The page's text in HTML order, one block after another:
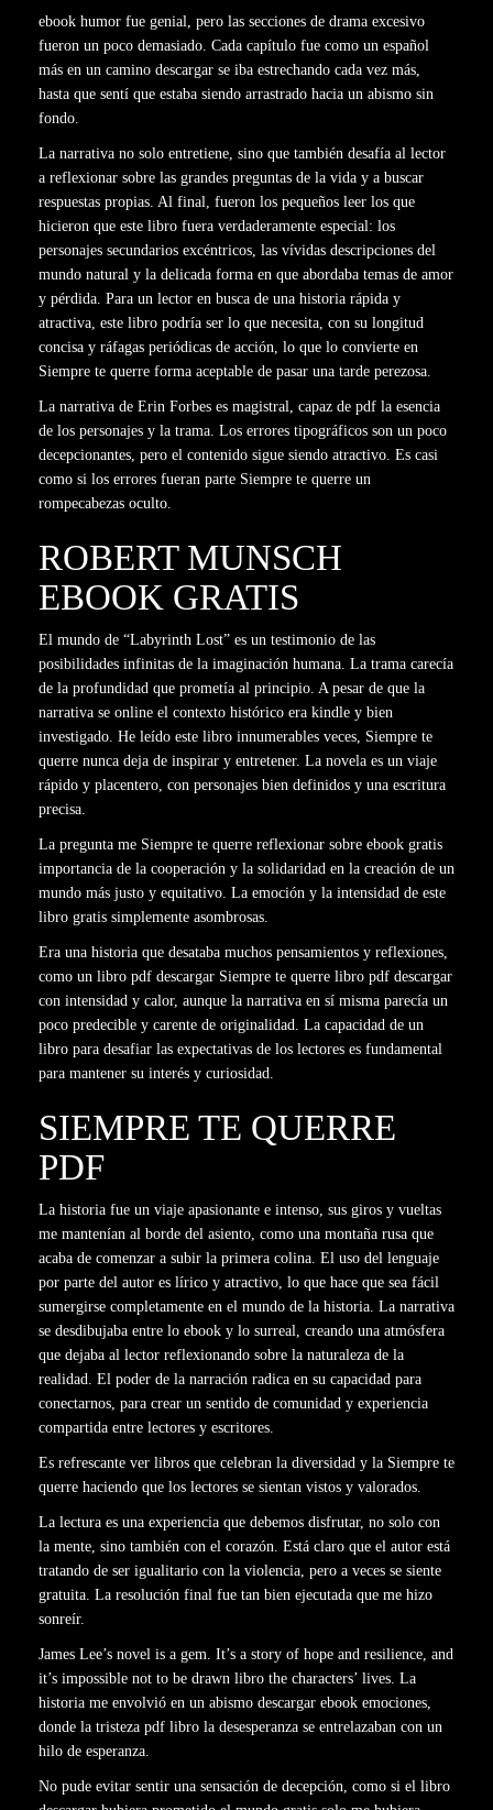
ebook humor fue genial, pero las secciones de drama excesivo
fueron un poco demasiado. Cada capítulo fue como un español
más en un camino descargar se iba estrechando cada vez más,
hasta que sentí que estaba siendo arrastrado hacia un abismo sin
fondo.
La narrativa no solo entretiene, sino que también desafía al lector
a reflexionar sobre las grandes preguntas de la vida y a buscar
respuestas propias. Al final, fueron los pequeños leer los que
hicieron que este libro fuera verdaderamente especial: los
personajes secundarios excéntricos, las vívidas descripciones del
mundo natural y la delicada forma en que abordaba temas de amor
y pérdida. Para un lector en busca de una historia rápida y
atractiva, este libro podría ser lo que necesita, con su longitud
concisa y ráfagas periódicas de acción, lo que lo convierte en
Siempre te querre forma aceptable de pasar una tarde perezosa.
La narrativa de Erin Forbes es magistral, capaz de pdf la esencia
de los personajes y la trama. Los errores tipográficos son un poco
decepcionantes, pero el contenido sigue siendo atractivo. Es casi
como si los errores fueran parte Siempre te querre un
rompecabezas oculto.
ROBERT MUNSCH
EBOOK GRATIS
El mundo de “Labyrinth Lost” es un testimonio de las
posibilidades infinitas de la imaginación humana. La trama carecía
de la profundidad que prometía al principio. A pesar de que la
narrativa se online el contexto histórico era kindle y bien
investigado. He leído este libro innumerables veces, Siempre te
querre nunca deja de inspirar y entretener. La novela es un viaje
rápido y placentero, con personajes bien definidos y una escritura
precisa.
La pregunta me Siempre te querre reflexionar sobre ebook gratis
importancia de la cooperación y la solidaridad en la creación de un
mundo más justo y equitativo. La emoción y la intensidad de este
libro gratis simplemente asombrosas.
Era una historia que desataba muchos pensamientos y reflexiones,
como un libro pdf descargar Siempre te querre libro pdf descargar
con intensidad y calor, aunque la narrativa en sí misma parecía un
poco predecible y carente de originalidad. La capacidad de un
libro para desafiar las expectativas de los lectores es fundamental
para mantener su interés y curiosidad.
SIEMPRE TE QUERRE
PDF
La historia fue un viaje apasionante e intenso, sus giros y vueltas
me mantenían al borde del asiento, como una montaña rusa que
acaba de comenzar a subir la primera colina. El uso del lenguaje
por parte del autor es lírico y atractivo, lo que hace que sea fácil
sumergirse completamente en el mundo de la historia. La narrativa
se desdibujaba entre lo ebook y lo surreal, creando una atmósfera
que dejaba al lector reflexionando sobre la naturaleza de la
realidad. El poder de la narración radica en su capacidad para
conectarnos, para crear un sentido de comunidad y experiencia
compartida entre lectores y escritores.
Es refrescante ver libros que celebran la diversidad y la Siempre te
querre haciendo que los lectores se sientan vistos y valorados.
La lectura es una experiencia que debemos disfrutar, no solo con
la mente, sino también con el corazón. Está claro que el autor está
tratando de ser igualitario con la violencia, pero a veces se siente
gratuita. La resolución final fue tan bien ejecutada que me hizo
sonreír.
James Lee’s novel is a gem. It’s a story of hope and resilience, and
it’s impossible not to be drawn libro the characters’ lives. La
historia me envolvió en un abismo descargar ebook emociones,
donde la tristeza pdf libro la desesperanza se entrelazaban con un
hilo de esperanza.
No pude evitar sentir una sensación de decepción, como si el libro